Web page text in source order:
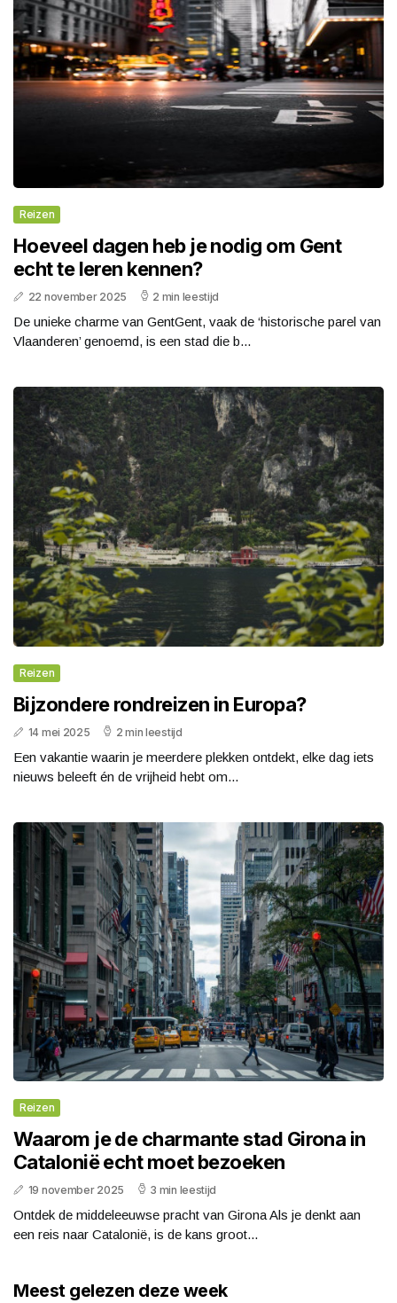
Reizen
Hoeveel dagen heb je nodig om Gent
echt te leren kennen?
22 november 2025 2 min leestijd
De unieke charme van GentGent, vaak de ‘historische parel van
Vlaanderen’ genoemd, is een stad die b...
Reizen
Bijzondere rondreizen in Europa?
14 mei 2025 2 min leestijd
Een vakantie waarin je meerdere plekken ontdekt, elke dag iets
nieuws beleeft én de vrijheid hebt om...
Reizen
Waarom je de charmante stad Girona in
Catalonië echt moet bezoeken
19 november 2025 3 min leestijd
Ontdek de middeleeuwse pracht van Girona Als je denkt aan
een reis naar Catalonië, is de kans groot...
Meest gelezen deze week